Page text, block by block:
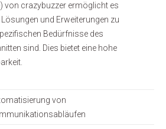
von crazybuzzer ermöglicht es
und Erweiterungen zu
Bedürfnisse des
sind. Dies bietet eine hohe
von